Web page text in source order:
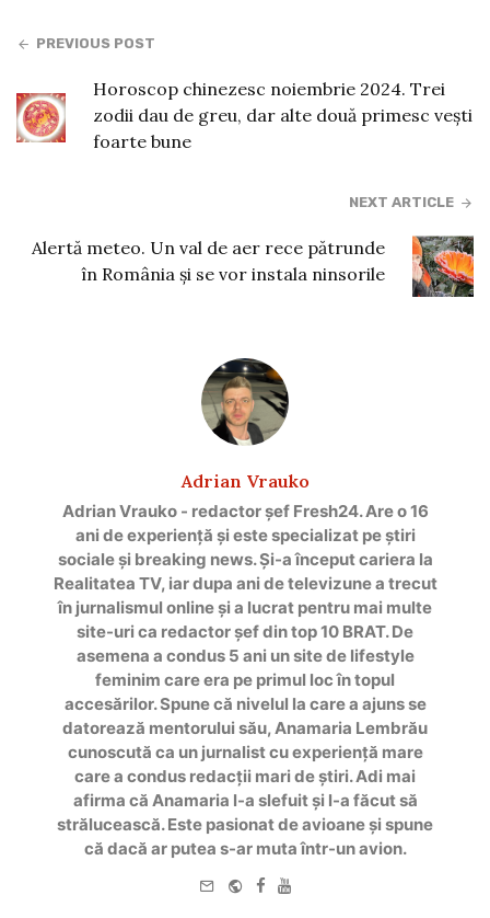
PREVIOUS POST
Horoscop chinezesc noiembrie 2024. Trei
zodii dau de greu, dar alte două primesc vești
foarte bune
NEXT ARTICLE
Alertă meteo. Un val de aer rece pătrunde
în România și se vor instala ninsorile
Adrian Vrauko
Adrian Vrauko - redactor șef Fresh24. Are o 16
ani de experiență și este specializat pe știri
sociale și breaking news. Și-a început cariera la
Realitatea TV, iar dupa ani de televizune a trecut
în jurnalismul online și a lucrat pentru mai multe
site-uri ca redactor șef din top 10 BRAT. De
asemena a condus 5 ani un site de lifestyle
feminim care era pe primul loc în topul
accesărilor. Spune că nivelul la care a ajuns se
datorează mentorului său, Anamaria Lembrău
cunoscută ca un jurnalist cu experiență mare
care a condus redacții mari de știri. Adi mai
afirma că Anamaria l-a slefuit și l-a făcut să
strălucească. Este pasionat de avioane și spune
că dacă ar putea s-ar muta într-un avion.
e-
Website
Facebook
Youtube